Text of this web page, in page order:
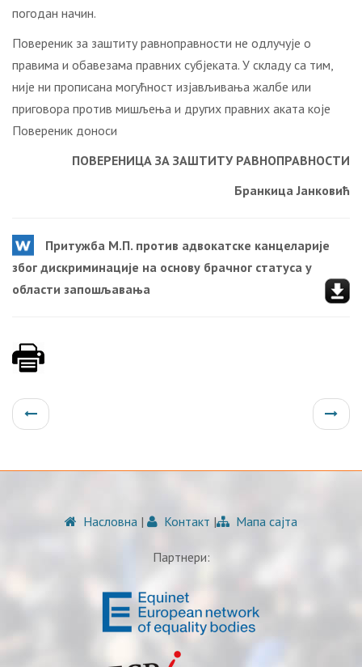
погодан начин.
Повереник за заштиту равноправности не одлучује о
правима и обавезама правних субјеката. У складу са тим,
није ни прописана могућност изјављивања жалбе или
приговора против мишљења и других правних аката које
Повереник доноси
ПОВЕРЕНИЦА ЗА ЗАШТИТУ РАВНОПРАВНОСТИ
Бранкица Јанковић
Притужба М.П. против адвокатске канцеларије
због дискриминације на основу брачног статуса у
области запошљавања
Насловна | Контакт | Мапа сајта
Партнери: